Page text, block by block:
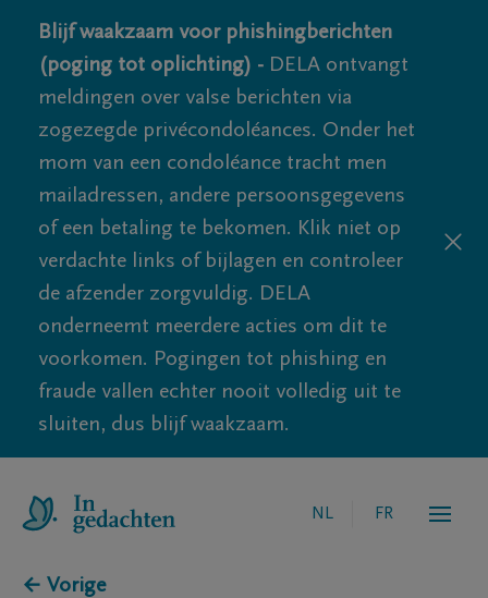
Blijf waakzaam voor phishingberichten
(poging tot oplichting) - DELA ontvangt
meldingen over valse berichten via
zogezegde privécondoléances. Onder het
mom van een condoléance tracht men
mailadressen, andere persoonsgegevens
of een betaling te bekomen. Klik niet op
verdachte links of bijlagen en controleer
de afzender zorgvuldig. DELA
onderneemt meerdere acties om dit te
voorkomen. Pogingen tot phishing en
fraude vallen echter nooit volledig uit te
sluiten, dus blijf waakzaam.
NL FR
← Vorige